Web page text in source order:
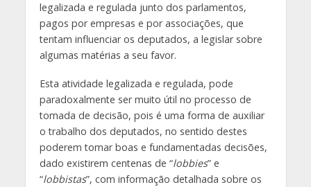
legalizada e regulada junto dos parlamentos,
pagos por empresas e por associações, que
tentam influenciar os deputados, a legislar sobre
algumas matérias a seu favor.
Esta atividade legalizada e regulada, pode
paradoxalmente ser muito útil no processo de
tomada de decisão, pois é uma forma de auxiliar
o trabalho dos deputados, no sentido destes
poderem tomar boas e fundamentadas decisões,
dado existirem centenas de “lobbies” e
“lobbistas”, com informação detalhada sobre os